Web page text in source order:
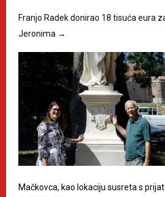
Franjo Radek donirao 18 tisuća eura
Jeronima →
Mačkovca, kao lokaciju susreta s